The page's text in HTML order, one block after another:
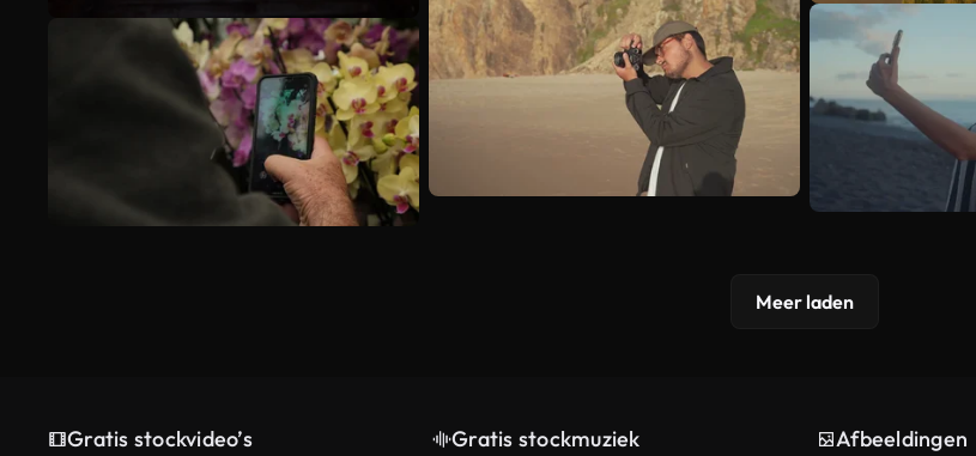
Meer laden
Gratis stockvideo’s Gratis stockmuziek Afbeeldingen